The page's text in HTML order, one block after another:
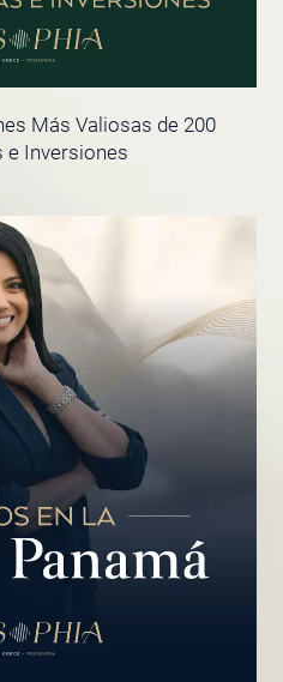
Más Valiosas de 200
e Inversiones